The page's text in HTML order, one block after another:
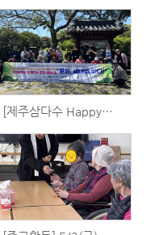
[제주삼다수 Happy+] 일회용 카메라 사용법 배우기 및 혼인지 출사 (5/4)